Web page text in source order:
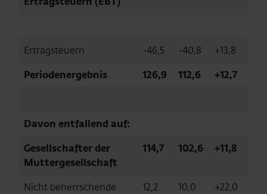
Ertragsteuern -46,5 -40,8
+13,8
Periodenergebnis
126,9 112,6 +12,7
Davon entfallend auf:
Gesellschafter der
Muttergesellschaft
114,7 102,6 +11,8
Nicht beherrschende
12,2 10,0 +22,0